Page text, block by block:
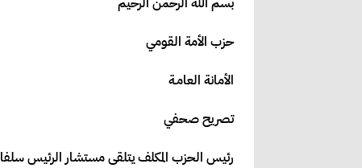
حزب الأمة القومي
الأمانة العامـة
تصريح صحفي
رئيس الحزب المكلف يتلقى مستشار الرئيس